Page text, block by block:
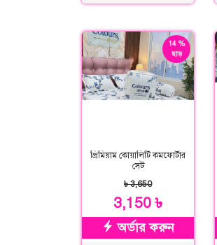
14 %
ছাড়
প্রিমিয়াম কোয়ালিটি কমফোর্টার
সেট
৳ 3,650
3,150 ৳
অর্ডার করুন